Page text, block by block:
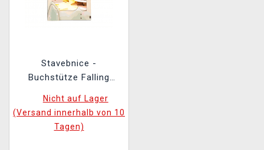
Stavebnice -
Buchstütze Falling
Nicht auf Lager
(Versand innerhalb von 10
Tagen)